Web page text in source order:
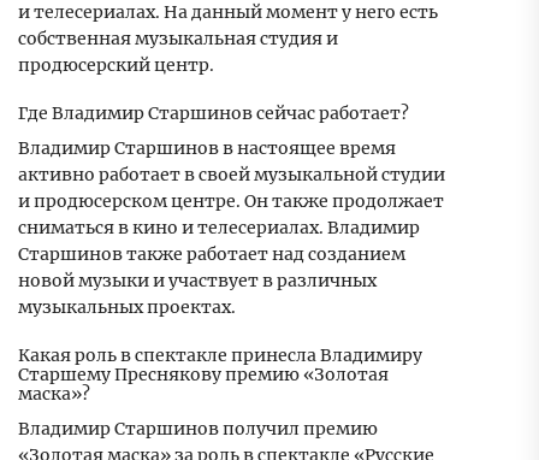
и телесериалах. На данный момент у него есть
собственная музыкальная студия и
продюсерский центр.
Где Владимир Старшинов сейчас работает?
Владимир Старшинов в настоящее время
активно работает в своей музыкальной студии
и продюсерском центре. Он также продолжает
сниматься в кино и телесериалах. Владимир
Старшинов также работает над созданием
новой музыки и участвует в различных
музыкальных проектах.
Какая роль в спектакле принесла Владимиру
Старшему Преснякову премию «Золотая
маска»?
Владимир Старшинов получил премию